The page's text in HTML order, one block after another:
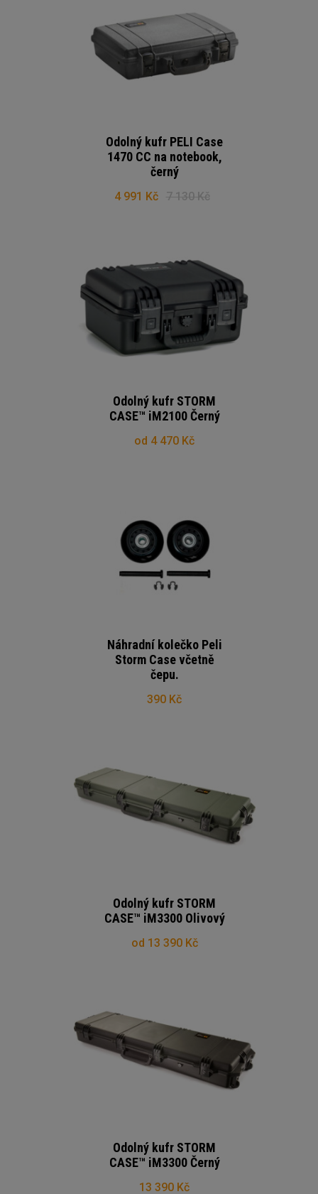
Odolný kufr PELI Case
1470 CC na notebook,
černý
4 991 Kč 7 130 Kč
Odolný kufr STORM
CASE™ iM2100 Černý
od 4 470 Kč
Náhradní kolečko Peli
Storm Case včetně
čepu.
390 Kč
Odolný kufr STORM
CASE™ iM3300 Olivový
od 13 390 Kč
Odolný kufr STORM
CASE™ iM3300 Černý
13 390 Kč